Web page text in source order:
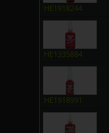
HE1918244
HE1335884
HE1918991